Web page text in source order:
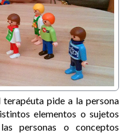
terapéuta pide a la persona
elementos o sujetos
personas o conceptos